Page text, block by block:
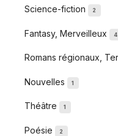
Science-fiction 2
Fantasy, Merveilleux 4
Romans régionaux,
Nouvelles 1
Théâtre 1
Poésie 2